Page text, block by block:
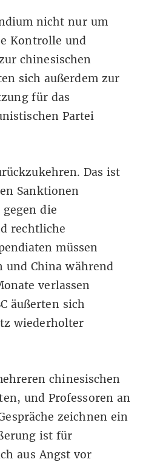
nicht nur um
Kontrolle und
chinesischen
sich außerdem zur
für das
Partei
Das ist
Sanktionen
die
rechtliche
müssen
und China während
verlassen
äußerten sich
wiederholter
chinesischen
und Professoren an
zeichnen ein
ist für
aus Angst vor